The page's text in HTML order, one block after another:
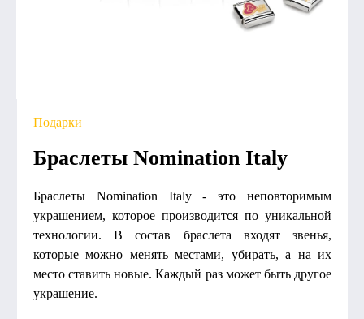
Подарки
Браслеты Nomination Italy
Браслеты Nomination Italy - это неповторимым
украшением, которое производится по уникальной
технологии. В состав браслета входят звенья,
которые можно менять местами, убирать, а на их
место ставить новые. Каждый раз может быть другое
украшение.